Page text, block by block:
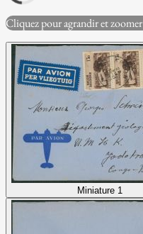
Cliquez pour agrandir et zoomer
Miniature 1